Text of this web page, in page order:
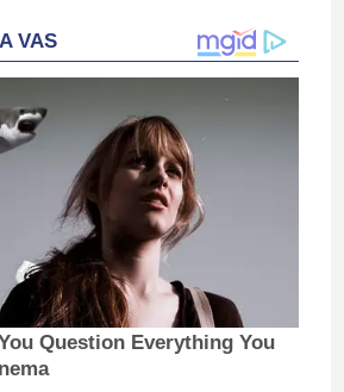
VAS
Question Everything You